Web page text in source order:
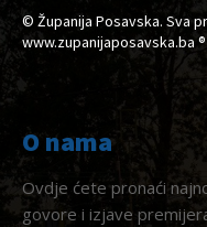
© Županija Posavska. Sva
www.zupanijaposavska.ba
O nama
Ovdje ćete pronaći
govore i izjave